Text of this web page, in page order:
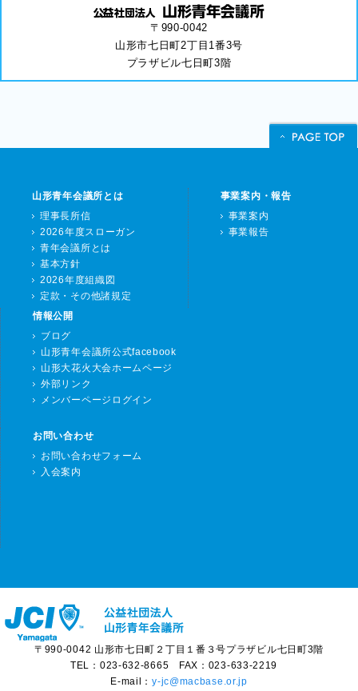
〒990-0042
山形市七日町2丁目1番3号
プラザビル七日町3階
山形青年会議所とは
理事長所信
2026年度スローガン
青年会議所とは
基本方針
2026年度組織図
定款・その他諸規定
事業案内・報告
事業案内
事業報告
情報公開
ブログ
山形青年会議所公式facebook
山形大花火大会ホームページ
外部リンク
メンバーページログイン
お問い合わせ
お問い合わせフォーム
入会案内
〒990-0042 山形市七日町２丁目１番３号プラザビル七日町3階
TEL：023-632-8665 FAX：023-633-2219
E-mail：y-jc@macbase.or.jp